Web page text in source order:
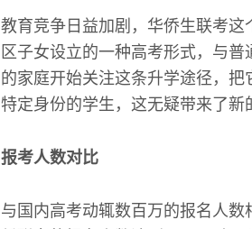
教育竞争日益加剧，华侨生联考
区子女设立的一种高考形式，与
的家庭开始关注这条升学途径，
特定身份的学生，这无疑带来了新
报考人数对比
与国内高考动辄数百万的报名人